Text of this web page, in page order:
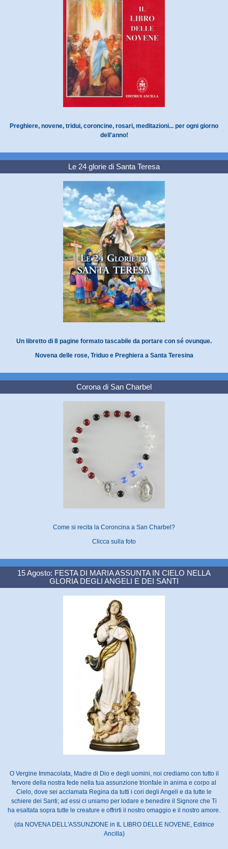
Preghiere, novene, tridui, coroncine, rosari, meditazioni... per ogni giorno
dell'anno!
Le 24 glorie di Santa Teresa
Un libretto di 8 pagine formato tascabile da portare con sé ovunque.
Novena delle rose, Triduo e Preghiera a Santa Teresina
Corona di San Charbel
Come si recita la Coroncina a San Charbel?
Clicca sulla foto
15 Agosto: FESTA DI MARIA ASSUNTA IN CIELO NELLA
GLORIA DEGLI ANGELI E DEI SANTI
O Vergine Immacolata, Madre di Dio e degli uomini, noi crediamo con tutto il
fervore della nostra fede nella tua assunzione trionfale in anima e corpo al
Cielo, dove sei acclamata Regina da tutti i cori degli Angeli e da tutte le
schiere dei Santi; ad essi ci uniamo per lodare e benedire il Signore che Ti
ha esaltata sopra tutte le creature e offrirti il nostro omaggio e il nostro amore.
(da NOVENA DELL'ASSUNZIONE in IL LIBRO DELLE NOVENE, Editrice
Ancilla)